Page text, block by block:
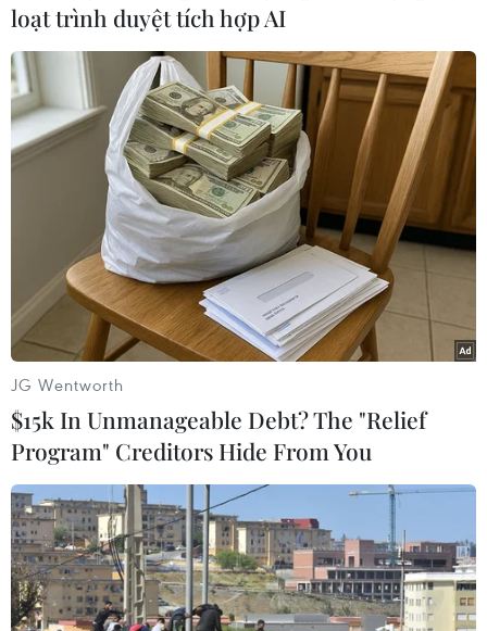
ngay vào cuối mỗi đợt hoặc trong tiêm chủng
thường xuyên./.
(TTXVN/Vietnam+)
#Vắc xin #Sởi-rubella #Tiêm chủng
#Mầm non
#Sởi-quai bị-rubella
#Thủy đậu
#tin tức thời sự
#tin tức hot
#xã hội #VietnamPlus TP. Hà Nội
loạt trình duyệt tích hợp AI
JG Wentworth
$15k In Unmanageable Debt? The "Relief
Program" Creditors Hide From You